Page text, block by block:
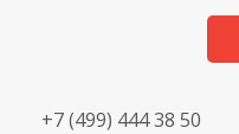
+7 (499) 444 38 50